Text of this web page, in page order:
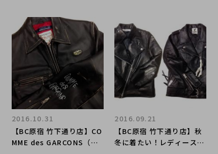
イダースジャケット入荷し
ました。
ホワイトライダースブラン
ド特集！！買取入荷！【B
C原宿 竹下通り店】 2017.
01.08
【BC原宿 竹下通り店】CO
MME des GARCONS（コ
2016.10.31
【BC原宿 竹下通り店】秋
冬に着たい！レディースラ
2016.09.21